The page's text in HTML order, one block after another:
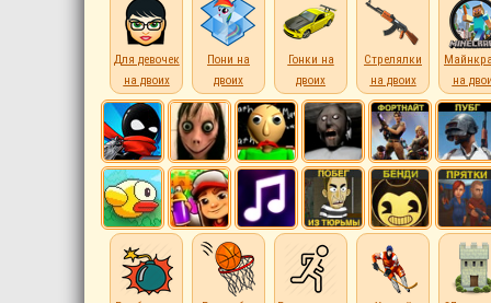
Для девочек
на двоих
Пони на
двоих
Гонки на
двоих
Стрелялки
на двоих
на